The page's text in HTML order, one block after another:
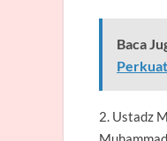
Baca
2. Ustadz